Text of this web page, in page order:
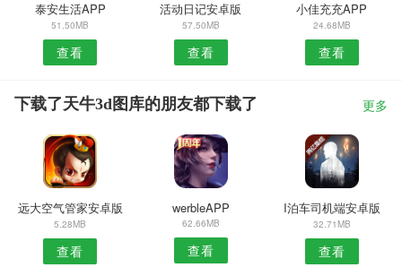
泰安生活APP
51.50MB
查看
活动日记安卓版
57.50MB
查看
小佳充充APP
24.68MB
查看
下载了天牛3d图库的朋友都下载了 更多
远大空气管家安卓版
5.28MB
查看
werbleAPP
62.66MB
查看
I泊车司机端安卓版
32.71MB
查看